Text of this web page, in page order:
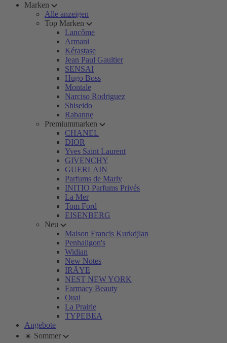
Marken
Alle anzeigen
Top Marken
Lancôme
Armani
Kérastase
Jean Paul Gaultier
SENSAI
Hugo Boss
Montale
Narciso Rodriguez
Shiseido
Rabanne
Premiummarken
CHANEL
DIOR
Yves Saint Laurent
GIVENCHY
GUERLAIN
Parfums de Marly
INITIO Parfums Privés
La Mer
Tom Ford
EISENBERG
Neu
Maison Francis Kurkdjian
Penhaligon's
Widian
New Notes
IRÄYE
NEST NEW YORK
Farmacy Beauty
Ouai
La Prairie
TYPEBEA
Angebote
☀️ Sommer